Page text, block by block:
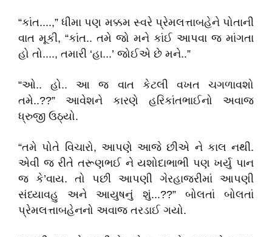
“કાંત....,” ધીમા પણ મક્કમ સ્વરે પ્રેમલત્તાબહેને પોતાની
વાત મૂકી, “કાંત.. તમે જો મને કાંઈ આપવા જ માંગતા
હો તો...., તમારી ‘હા...’ જોઈએ છે મને..”
“ઓ.. હો.. આ જ વાત કેટલી વખત ચગળાવશો
તમે..??” આવેશને કારણે હરિકાંતભાઈનો અવાજ
ધ્રુજી ઉઠ્યો.
“તમે પોતે વિચારો, આપણે આજે છીએ ને કાલ નથી.
એવી જ રીતે તરૂણભઈ ને યશોદાભાભી પણ ખર્યુ પાન
જ કે’વાય. તો પછી આપણી ગેરહાજરીમાં આપણી
સંધ્યાવહુ અને આયુષનું શું...??” બોલતાં બોલતાં
પ્રેમલત્તાબહેનનો અવાજ તરડાઈ ગયો.